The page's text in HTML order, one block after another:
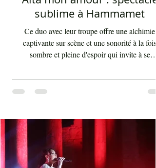
Aïta mon amour : spectacle
sublime à Hammamet
Ce duo avec leur troupe offre une alchimie
débarrasser des illusions et des utopies que
‘ayta) se traduit par "cri" ou "appel". Ce terme
saisit idéalement le caractère du style criard
chikhates (ou chikhât, ou cheikhat), artistes et
compagnes, qui jadis relayait les nouvelles
Mohamed Ali Elhaou
Jul 31
2 min read